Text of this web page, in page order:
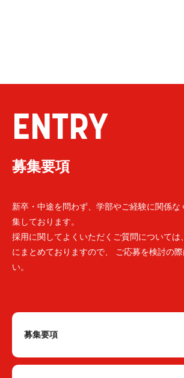
ENTRY
募集要項
新卒・中途を問わず、学部やご経験に関係な
集しております。
採用に関してよくいただくご質問については
にまとめておりますので、 ご応募を検討の
い。
募集要項